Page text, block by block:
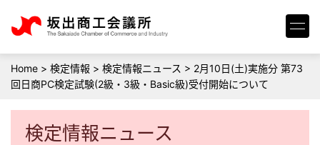
Home > 検定情報 > 検定情報ニュース > 2月10日(土)実施分 第73
回日商PC検定試験(2級・3級・Basic級)受付開始について
検定情報ニュース